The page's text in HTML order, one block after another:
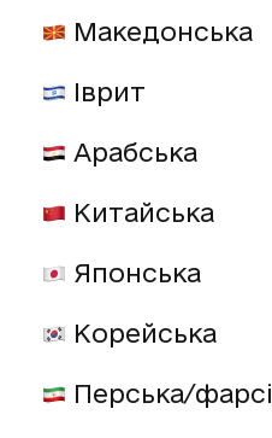
Македонська
Іврит
Арабська
Китайська
Японська
Корейська
Перська/фарсі